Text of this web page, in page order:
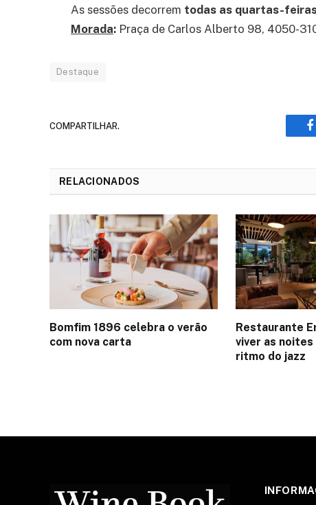
As sessões decorrem todas as quartas-
Morada: Praça de Carlos Alberto 98, 4050-
Destaque
COMPARTILHAR.
RELACIONADOS
Bomfim 1896 celebra o verão
com nova carta
Restaurante
viver as noites
ritmo do jazz